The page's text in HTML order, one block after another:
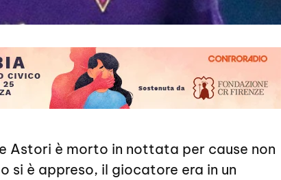
Astori è morto in nottata per cause non
si è appreso, il giocatore era in un